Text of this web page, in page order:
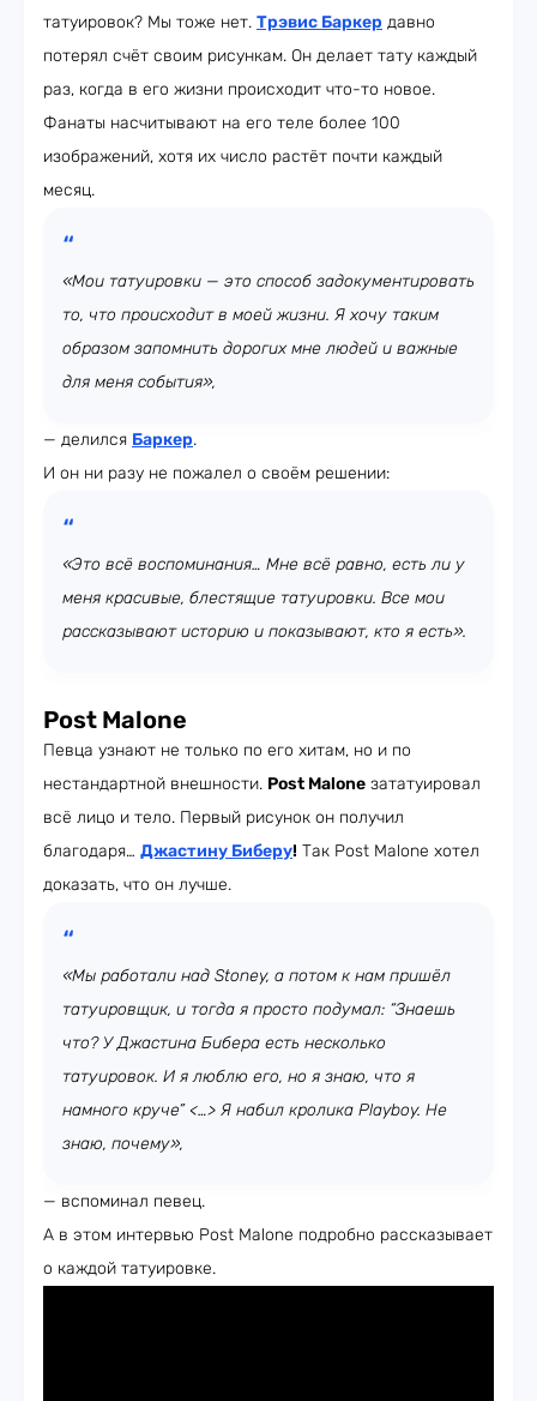
татуировок? Мы тоже нет. Трэвис Баркер давно
потерял счёт своим рисункам. Он делает тату каждый
раз, когда в его жизни происходит что-то новое.
Фанаты насчитывают на его теле более 100
изображений, хотя их число растёт почти каждый
месяц.
«Мои татуировки — это способ задокументировать
то, что происходит в моей жизни. Я хочу таким
образом запомнить дорогих мне людей и важные
для меня события»,
— делился Баркер.
И он ни разу не пожалел о своём решении:
«Это всё воспоминания… Мне всё равно, есть ли у
меня красивые, блестящие татуировки. Все мои
рассказывают историю и показывают, кто я есть».
Post Malone
Певца узнают не только по его хитам, но и по
нестандартной внешности. Post Malone зататуировал
всё лицо и тело. Первый рисунок он получил
благодаря… Джастину Биберу! Так Post Malone хотел
доказать, что он лучше.
«Мы работали над Stoney, а потом к нам пришёл
татуировщик, и тогда я просто подумал: “Знаешь
что? У Джастина Бибера есть несколько
татуировок. И я люблю его, но я знаю, что я
намного круче” <…> Я набил кролика Playboy. Не
знаю, почему»,
— вспоминал певец.
А в этом интервью Post Malone подробно рассказывает
о каждой татуировке.